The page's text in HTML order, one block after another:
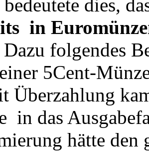
dies,
in
Dazu folgendes
5Cent-
Überzahlung
in das
hätte